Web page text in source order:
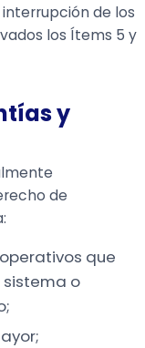
interrupción de los
los Ítems 5 y
y
de
que
o